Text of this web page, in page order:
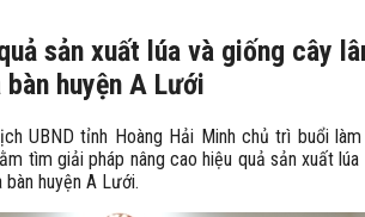
sản xuất lúa và giống cây
huyện A Lưới
UBND tỉnh Hoàng Hải Minh chủ trì buổi
tìm giải pháp nâng cao hiệu quả sản xuất lúa
huyện A Lưới.